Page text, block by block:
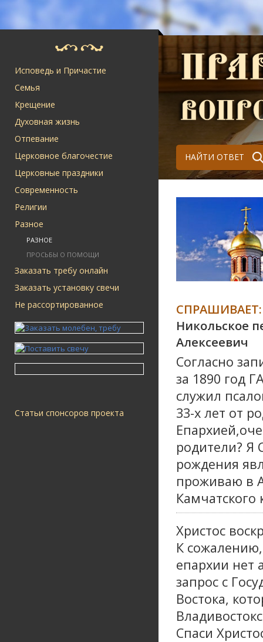
Исповедь и Причастие
Семья
Крещение
Духовная жизнь
Отпевание
Церковное благочестие
Церковные праздники
Современность
Религии
Разное
РАЗНОЕ
ПРОСЬБЫ О ПОМОЩИ
Заказать требу онлайн
Заказать установку свечи
Не рассортированное
Статьи спонсоров проекта
НАЙТИ ОТВЕТ
СПРАШИВАЕТ:
Никольское
Алексеевич
Согласно
за 1890 год
служил
33-х лет от
родители? Я
рождения
проживаю в
Камчатского
Христос
К
епархии нет
запрос с
Востока,
Спаси